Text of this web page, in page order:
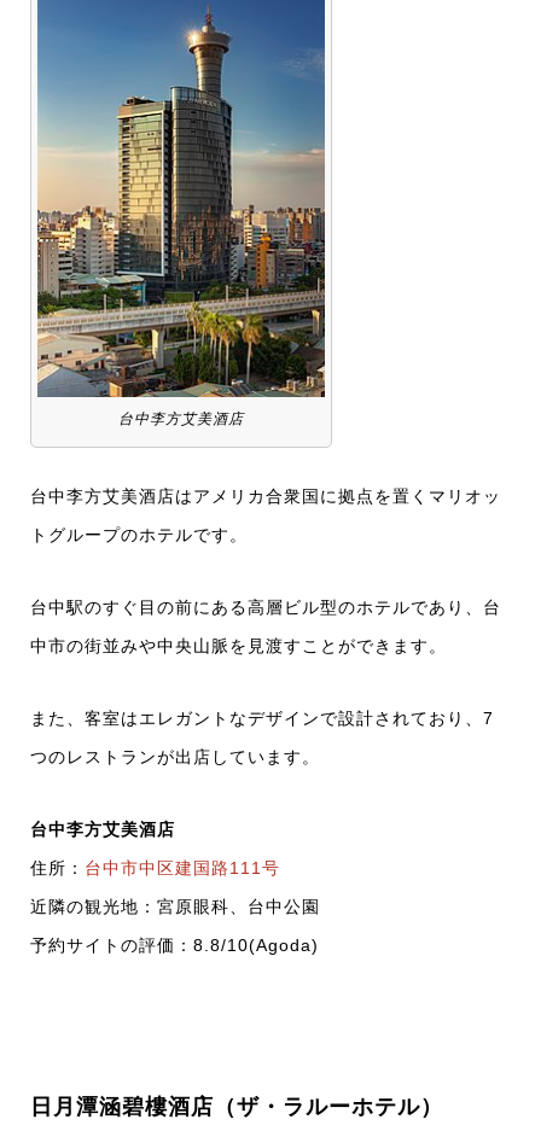
台中李方艾美酒店
台中李方艾美酒店はアメリカ合衆国に拠点を置くマリオッ
トグループのホテルです。
台中駅のすぐ目の前にある高層ビル型のホテルであり、台
中市の街並みや中央山脈を見渡すことができます。
また、客室はエレガントなデザインで設計されており、7
つのレストランが出店しています。
台中李方艾美酒店
住所： 台中市中区建国路111号
近隣の観光地：宮原眼科、台中公園
予約サイトの評価：8.8/10(Agoda)
日月潭涵碧樓酒店（ザ・ラルーホテル）